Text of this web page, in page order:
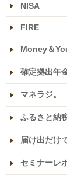
NISA
FIRE
Money＆
確定拠出年
マネラジ。
ふるさと納
届け出だけ
セミナーレ